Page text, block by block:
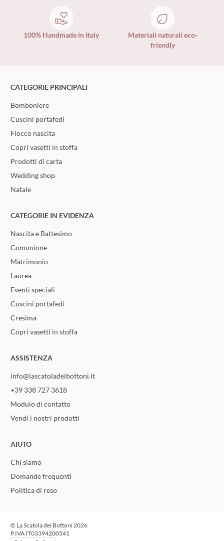
100% Handmade in Italy
Materiali naturali eco-
friendly
CATEGORIE PRINCIPALI
Bomboniere
Cuscini portafedi
Fiocco nascita
Copri vasetti in stoffa
Prodotti di carta
Wedding shop
Natale
CATEGORIE IN EVIDENZA
Nascita e Battesimo
Comunione
Matrimonio
Laurea
Eventi speciali
Cuscini portafedi
Cresima
Copri vasetti in stoffa
ASSISTENZA
info@lascatoladeibottoni.it
+39 338 727 3618
Modulo di contatto
Vendi i nostri prodotti
AIUTO
Chi siamo
Domande frequenti
Politica di reso
© La Scatola dei Bottoni 2026
P.IVA IT03394200541